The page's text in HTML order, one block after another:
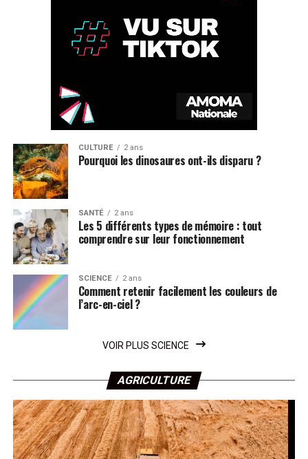
CULTURE 2 ans
Pourquoi les dinosaures ont-ils disparu ?
SANTÉ 2 ans
Les 5 différents types de mémoire : tout
comprendre sur leur fonctionnement
SCIENCE 2 ans
Comment retenir facilement les couleurs de
l’arc-en-ciel ?
VOIR PLUS SCIENCE
AGRICULTURE